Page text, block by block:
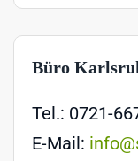
Büro
Tel.: 0721-
E-Mail: